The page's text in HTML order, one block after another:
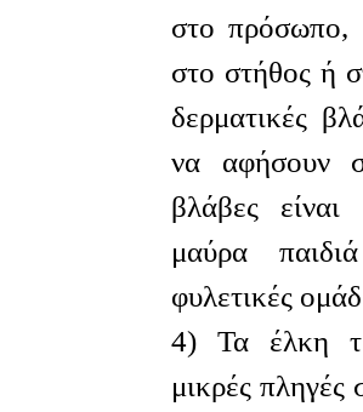
στο πρόσωπο,
στο στήθος ή
δερματικές
να αφήσουν
βλάβες είναι
μαύρα
φυλετικές
4) Τα έλκη
μικρές